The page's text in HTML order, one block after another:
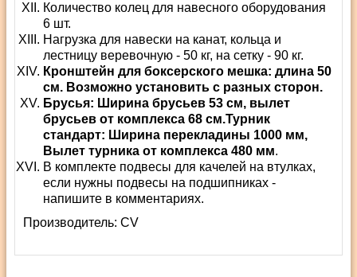
Количество колец для навесного оборудования
6 шт.
Нагрузка для навески на канат, кольца и
лестницу веревочную - 50 кг, на сетку - 90 кг.
Кронштейн для боксерского мешка: длина 50
см. Возможно установить с разных сторон.
Брусья: Ширина брусьев 53 см, вылет
брусьев от комплекса 68 см.Турник
стандарт: Ширина перекладины 1000 мм,
Вылет турника от комплекса 480 мм.
В комплекте подвесы для качелей на втулках,
если нужны подвесы на подшипниках -
напишите в комментариях.
Производитель: СV